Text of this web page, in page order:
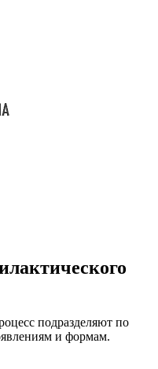
подразделяют по
и формам.